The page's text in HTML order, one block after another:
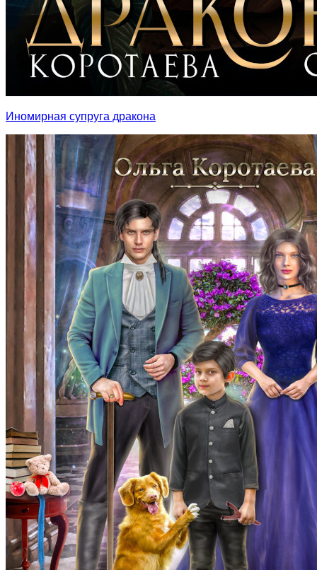
Иномирная супруга дракона